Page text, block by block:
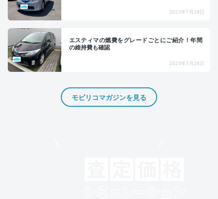
2023年7月28日
エスティマの燃費をグレードごとにご紹介！年間
の維持費も確認
2023年7月28日
モビリコマガジンを見る